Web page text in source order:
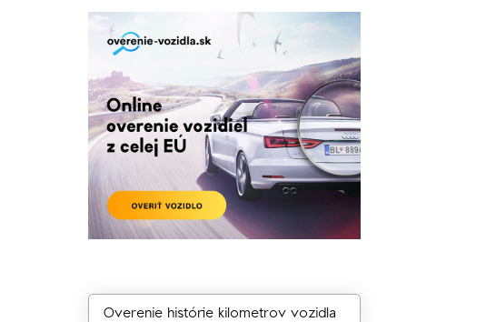
Overenie histórie kilometrov vozidla